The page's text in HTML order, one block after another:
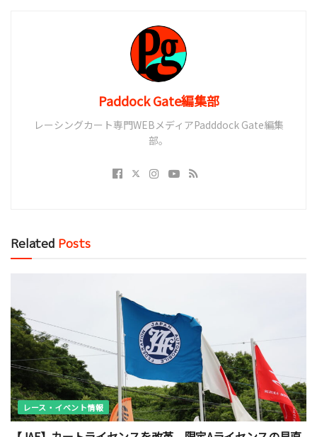
Paddock Gate編集部
レーシングカート専門WEBメディアPadddock Gate編集
部。
Related Posts
レース・イベント情報